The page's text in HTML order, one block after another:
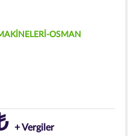
OSMAN
+ Vergiler